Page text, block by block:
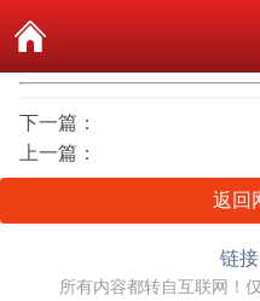
下一篇：
上一篇：
返回
链接
所有内容都转自互联网！